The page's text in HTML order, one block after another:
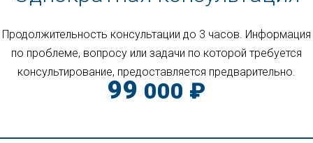
Продолжительность консультации до 3 часов. Информация
по проблеме, вопросу или задачи по которой требуется
консультирование, предоставляется предварительно.
99 000 ₽